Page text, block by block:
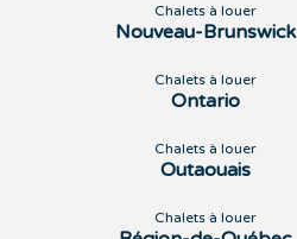
Chalets à louer
Nouveau-Brunswick
Chalets à louer
Ontario
Chalets à louer
Outaouais
Chalets à louer